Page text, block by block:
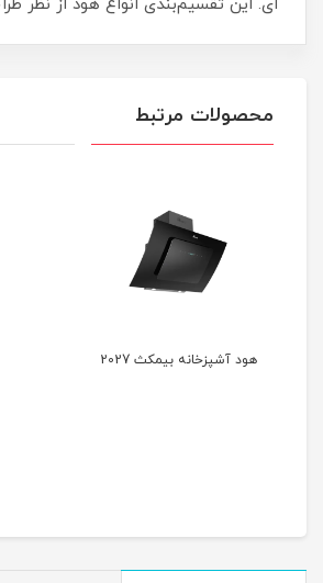
ای. این تقسیم‌بندی انواع هود از نظر
محصولات مرتبط
هود آشپزخانه بیمکث 2027